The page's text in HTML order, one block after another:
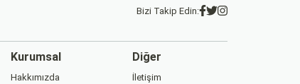
Bizi Takip Edin:
Kurumsal
Hakkımızda
Diğer
İletişim